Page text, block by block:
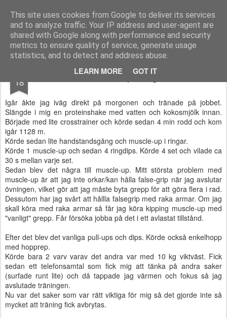
This site uses cookies from Google to deliver its services
and to analyze traffic. Your IP address and user-agent are
shared with Google along with performance and security
metrics to ensure quality of service, generate usage
statistics, and to detect and address abuse.
LEARN MORE GOT IT
Functional Fitness by Mattias - Träningsinspiration & träningsfilmer
Pages
18 Muscle-up i ringar
Igår åkte jag iväg direkt på morgonen och tränade på jobbet.
Slängde i mig en proteinshake med vatten och kokosmjölk innan.
Började med lite crosstrainer och körde sedan 4 min rodd och kom
igår 1128 m.
Körde sedan lite handstandsgång och muscle-up i ringar.
Körde 1 muscle-up och sedan 4 ringdips. Körde 4 set och vilade ca
30 s mellan varje set.
Sedan blev det några till muscle-up. Mitt största problem med
muscle-up är att jag inte orkar/kan hålla false-grip när jag avslutar
övningen, vilket gör att jag måste byta grepp för att göra flera i rad.
Dessutom har jag svårt att hållla falsegrip med raka armar. Om jag
skall köra med raka armar så får jag köra kipping muscle-up med
"vanligt" grepp. Får försöka jobba på det i ett avlastat tillstånd.
Efter det blev det vanliga pull-ups och dips. Körde också enkelhopp
med hopprep.
Körde bara 2 varv varav det andra var med 10 kg viktväst. Fick
sedan ett telefonsamtal som fick mig att tänka på andra saker
(surfade runt lite) och då tappade jag värmen och fokus så jag
avslutade träningen.
Nu var det saker som var rätt viktiga för mig så det gjorde inte så
mycket att träning fick avbrytas.